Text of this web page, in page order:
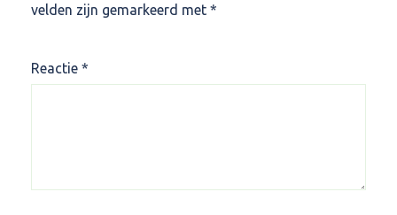
velden zijn gemarkeerd met *
Reactie *